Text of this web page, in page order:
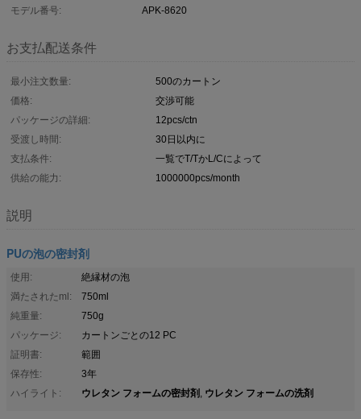
モデル番号:
APK-8620
お支払配送条件
最小注文数量:
500のカートン
価格:
交渉可能
パッケージの詳細:
12pcs/ctn
受渡し時間:
30日以内に
支払条件:
一覧でT/TかL/Cによって
供給の能力:
1000000pcs/month
説明
PUの泡の密封剤
使用:
絶縁材の泡
満たされたml:
750ml
純重量:
750g
パッケージ:
カートンごとの12 PC
証明書:
範囲
保存性:
3年
ハイライト:
ウレタン フォームの密封剤, ウレタン フォームの洗剤